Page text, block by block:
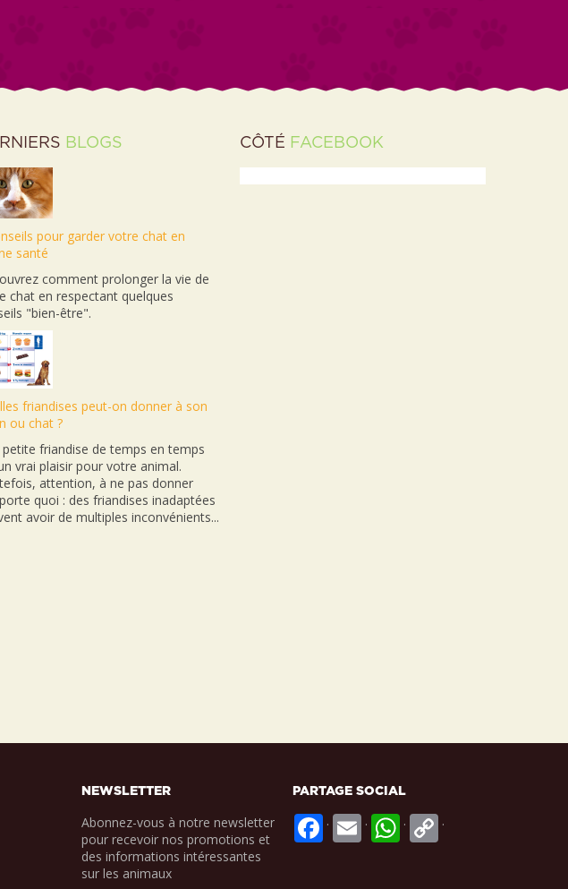
BLOGS
pour garder votre chat en
santé
comment prolonger la vie de
chat en respectant quelques
"bien-être".
friandises peut-on donner à son
ou chat ?
petite friandise de temps en temps
vrai plaisir pour votre animal.
attention, à ne pas donner
quoi : des friandises inadaptées
avoir de multiples inconvénients...
CÔTÉ FACEBOOK
NEWSLETTER
Abonnez-vous à notre newsletter
pour recevoir nos promotions et
des informations intéressantes
sur les animaux
PARTAGE SOCIAL
. . . .